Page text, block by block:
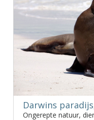
Darwins
Ongerepte natuur,